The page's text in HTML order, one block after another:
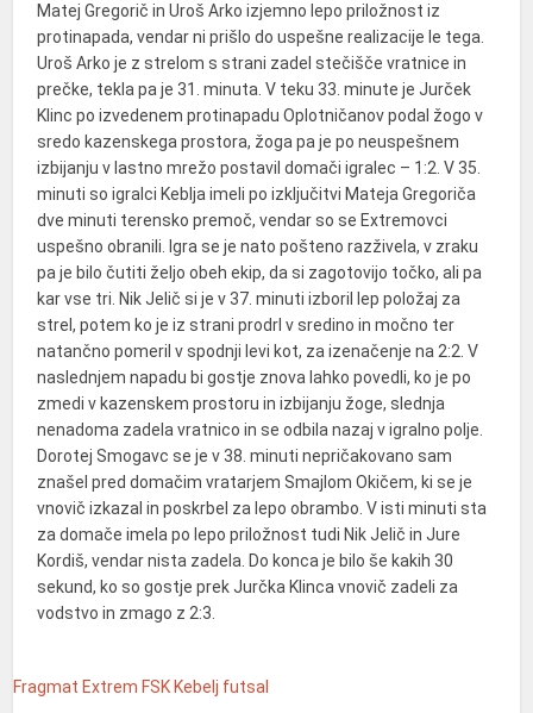
Matej Gregorič in Uroš Arko izjemno lepo priložnost iz
protinapada, vendar ni prišlo do uspešne realizacije le tega.
Uroš Arko je z strelom s strani zadel stečišče vratnice in
prečke, tekla pa je 31. minuta. V teku 33. minute je Jurček
Klinc po izvedenem protinapadu Oplotničanov podal žogo v
sredo kazenskega prostora, žoga pa je po neuspešnem
izbijanju v lastno mrežo postavil domači igralec – 1:2. V 35.
minuti so igralci Keblja imeli po izključitvi Mateja Gregoriča
dve minuti terensko premoč, vendar so se Extremovci
uspešno obranili. Igra se je nato pošteno razživela, v zraku
pa je bilo čutiti željo obeh ekip, da si zagotovijo točko, ali pa
kar vse tri. Nik Jelič si je v 37. minuti izboril lep položaj za
strel, potem ko je iz strani prodrl v sredino in močno ter
natančno pomeril v spodnji levi kot, za izenačenje na 2:2. V
naslednjem napadu bi gostje znova lahko povedli, ko je po
zmedi v kazenskem prostoru in izbijanju žoge, slednja
nenadoma zadela vratnico in se odbila nazaj v igralno polje.
Dorotej Smogavc se je v 38. minuti nepričakovano sam
znašel pred domačim vratarjem Smajlom Okičem, ki se je
vnovič izkazal in poskrbel za lepo obrambo. V isti minuti sta
za domače imela po lepo priložnost tudi Nik Jelič in Jure
Kordiš, vendar nista zadela. Do konca je bilo še kakih 30
sekund, ko so gostje prek Jurčka Klinca vnovič zadeli za
vodstvo in zmago z 2:3.
Fragmat Extrem FSK Kebelj futsal